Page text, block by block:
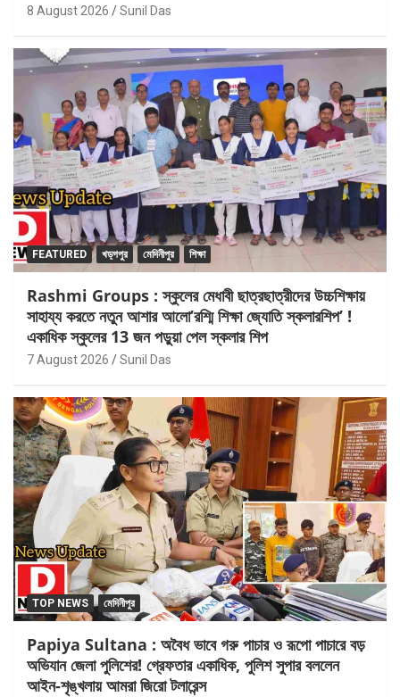
8 August 2026 Sunil Das
FEATURED খড়্গপুর মেদিনীপুর শিক্ষা
Rashmi Groups : স্কুলের মেধাবী ছাত্রছাত্রীদের উচ্চশিক্ষায়
সাহায্য করতে নতুন আশার আলো’রশ্মি শিক্ষা জ্যোতি স্কলারশিপ’ !
একাধিক স্কুলের 13 জন পড়ুয়া পেল স্কলার শিপ
7 August 2026 Sunil Das
TOP NEWS মেদিনীপুর
Papiya Sultana : অবৈধ ভাবে গরু পাচার ও রূপো পাচারে বড়
অভিযান জেলা পুলিশের! গ্রেফতার একাধিক, পুলিশ সুপার বললেন
আইন-শৃঙ্খলায় আমরা জিরো টলারেন্স